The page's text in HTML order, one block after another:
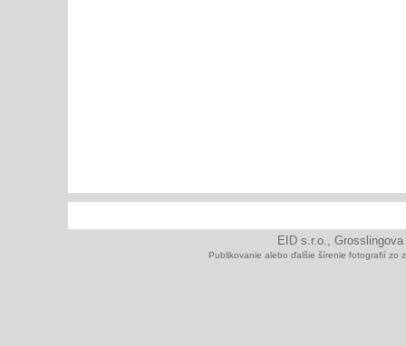
EID s.r.o.,
Publikovanie alebo ďalšie šírenie fotografií zo